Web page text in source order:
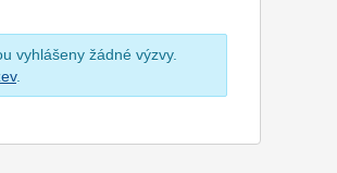
vyhlášeny žádné výzvy.
.